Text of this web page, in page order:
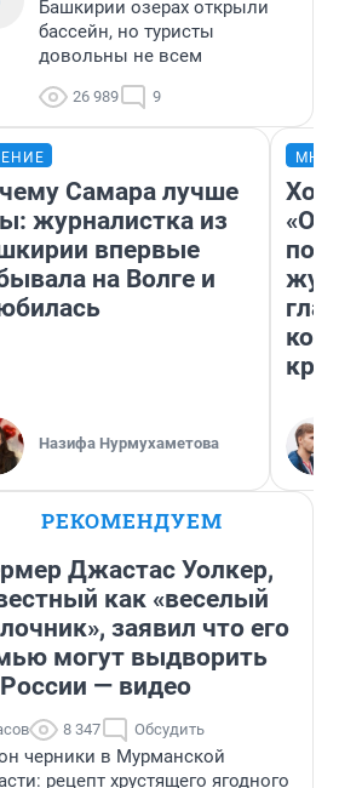
Башкирии озерах открыли
бассейн, но туристы
довольны не всем
26 989 9
Самара лучше
журналистка из
впервые
на Волге и
Назифа Нурмухаметова
Хоть
РЕКОМЕНДУЕМ
Джастас Уолкер,
как «веселый
заявил что его
могут выдворить
— видео
8 347 Обсудить
черники в Мурманской
рецепт хрустящего ягодного